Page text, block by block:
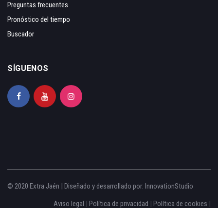
Preguntas frecuentes
Pronóstico del tiempo
Buscador
SÍGUENOS
© 2020 Extra Jaén | Diseñado y desarrollado por: InnovationStudio
Aviso legal
Política de privacidad Política de cookies